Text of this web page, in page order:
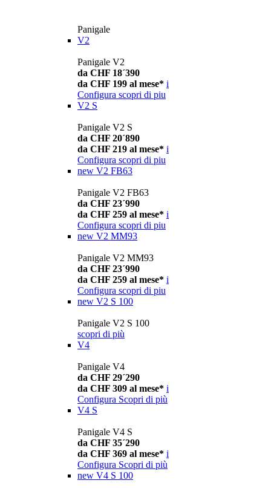
Panigale
V2
Panigale V2
da CHF 18´390
da CHF 199 al mese* i
Configura scopri di piu
V2 S
Panigale V2 S
da CHF 20´890
da CHF 219 al mese* i
Configura scopri di piu
new V2 FB63
Panigale V2 FB63
da CHF 23´990
da CHF 259 al mese* i
Configura scopri di piu
new V2 MM93
Panigale V2 MM93
da CHF 23´990
da CHF 259 al mese* i
Configura scopri di piu
new V2 S 100
Panigale V2 S 100
scopri di più
V4
Panigale V4
da CHF 29´290
da CHF 309 al mese* i
Configura Scopri di più
V4 S
Panigale V4 S
da CHF 35´290
da CHF 369 al mese* i
Configura Scopri di più
new V4 S 100